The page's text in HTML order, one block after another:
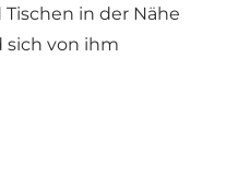
in der Nähe
sich von ihm